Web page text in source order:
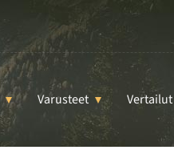
Varusteet Vertailut